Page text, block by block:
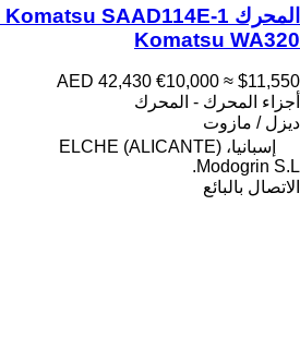
Komatsu WA320
AED 42,430 €10,000 ≈ $11,550
أجزاء المحرك - المحرك
ديزل / مازوت
إسبانيا، ELCHE (ALICANTE)
Modogrin S.L.
الاتصال بالبائع